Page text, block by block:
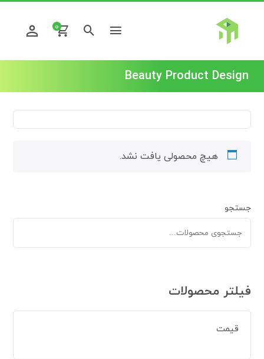
0
Beauty Product Design
هیچ محصولی یافت نشد.
جستجو
فیلتر محصولات
قیمت